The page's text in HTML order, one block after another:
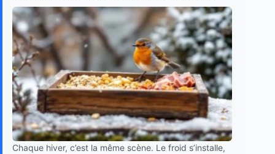
Chaque hiver, c’est la même scène. Le froid s’installe,